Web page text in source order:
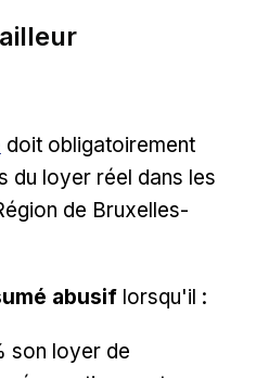
doit obligatoirement
du loyer réel dans les
de Bruxelles-
abusif lorsqu'il :
son loyer de